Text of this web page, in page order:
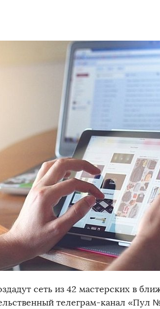
сеть из 42 мастерских в
телеграм-канал «Пул